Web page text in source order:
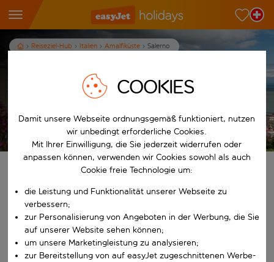
Reiseziel-Hub Italien Amalfiküste Salerno
Ferien in Salerno
Finde deine perfekten Ferien
Beginne mit der Eingabe für die automatische
Ab
Nach
COOKIES
Damit unsere Webseite ordnungsgemäß funktioniert, nutzen
wir unbedingt erforderliche Cookies.
Mit Ihrer Einwilligung, die Sie jederzeit widerrufen oder
anpassen können, verwenden wir Cookies sowohl als auch
Cookie freie Technologie um:
die Leistung und Funktionalität unserer Webseite zu
verbessern;
zur Personalisierung von Angeboten in der Werbung, die Sie
auf unserer Website sehen können;
um unsere Marketingleistung zu analysieren;
zur Bereitstellung von auf easyJet zugeschnittenen Werbe-